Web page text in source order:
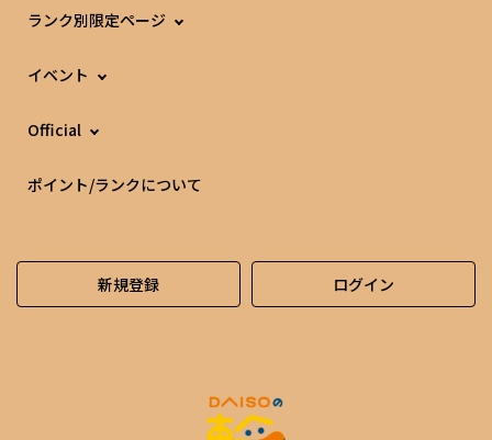
ランク別限定ページ
イベント
Official
ポイント/ランクについて
新規登録 ログイン